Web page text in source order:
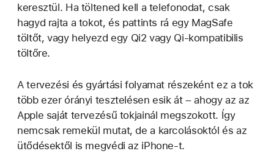
keresztül. Ha töltened kell a telefonodat, csak
hagyd rajta a tokot, és pattints rá egy MagSafe
töltőt, vagy helyezd egy Qi2 vagy Qi‑kompatibilis
töltőre.
A tervezési és gyártási folyamat részeként ez a tok
több ezer órányi tesztelésen esik át – ahogy az az
Apple saját tervezésű tokjainál megszokott. Így
nemcsak remekül mutat, de a karcolásoktól és az
ütődésektől is megvédi az iPhone-t.